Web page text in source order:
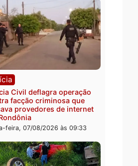
Polícia
2 MILHÕES – Unnesa apresenta
operação alvo da PF
sexta-feira, 07/08/2026 às 12:24